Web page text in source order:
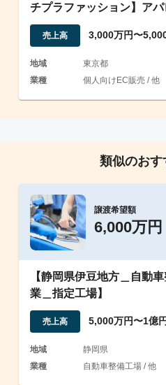
チプラファッション】アパ
ECブランドの事業譲渡
売上高 3,000万円〜
地域
東京都
業種
個人向けEC販売 / 他
類似のおす
譲渡希望額
6,000万円
【静岡県伊豆地方＿自動
業＿指定工場】
売上高 5,000万円〜1億円
地域
静岡県
業種
自動車整備工場 / 他